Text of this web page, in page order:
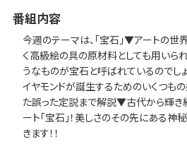
番組内容
今週のテーマは、「宝石」▼アートの
く高級絵の具の原材料としても用いら
うなものが宝石と呼ばれているので
イヤモンドが誕生するためのいくつも
た誤った定説まで解説▼古代から輝
ート「宝石」！美しさのその先にある
きます！！